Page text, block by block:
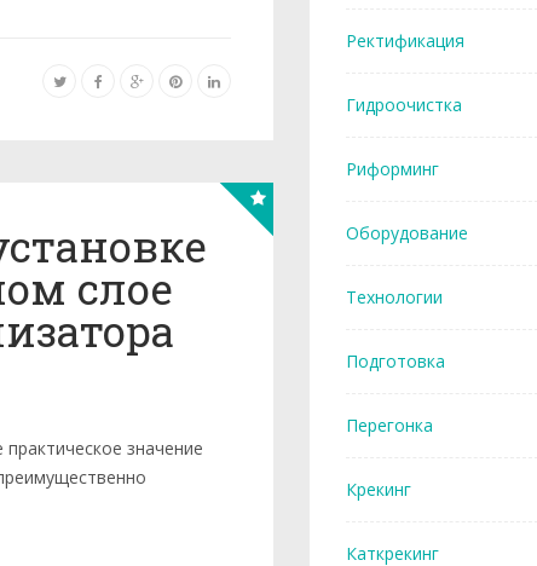
слое
значение
Ректификация
Гидроочистка
Риформинг
Оборудование
Технологии
Подготовка
Перегонка
Крекинг
Каткрекинг